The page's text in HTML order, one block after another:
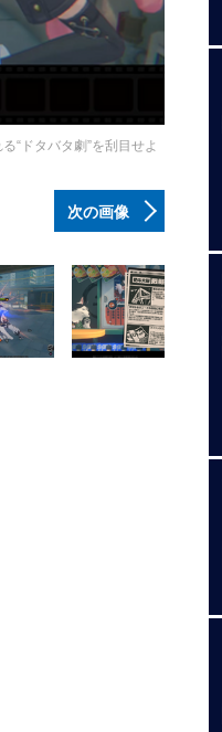
“ドタバタ劇”を刮目せよ
次の画像